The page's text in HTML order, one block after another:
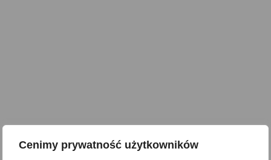
Cenimy prywatność użytkowników